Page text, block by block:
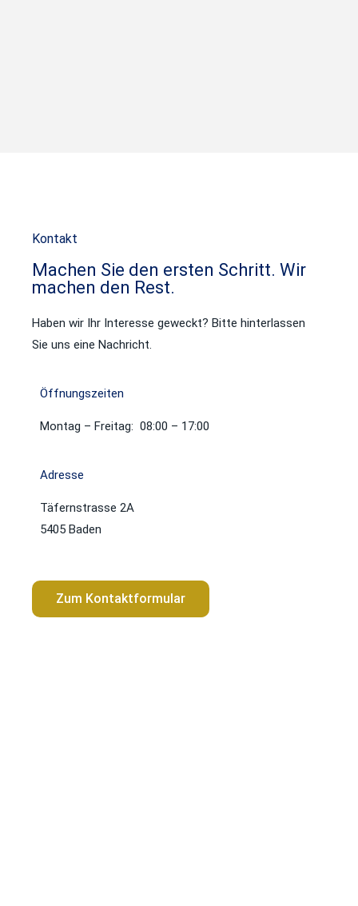
Kontakt
Machen Sie den ersten Schritt. Wir
machen den Rest.
Haben wir Ihr Interesse geweckt? Bitte hinterlassen
Sie uns eine Nachricht.
Öffnungszeiten
Montag – Freitag: 08:00 – 17:00
Adresse
Täfernstrasse 2A
5405 Baden
Zum Kontaktformular